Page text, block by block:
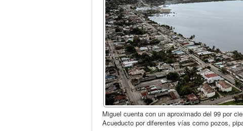
Miguel cuenta con un aproximado del 99 por
Acueducto por diferentes vías como pozos,